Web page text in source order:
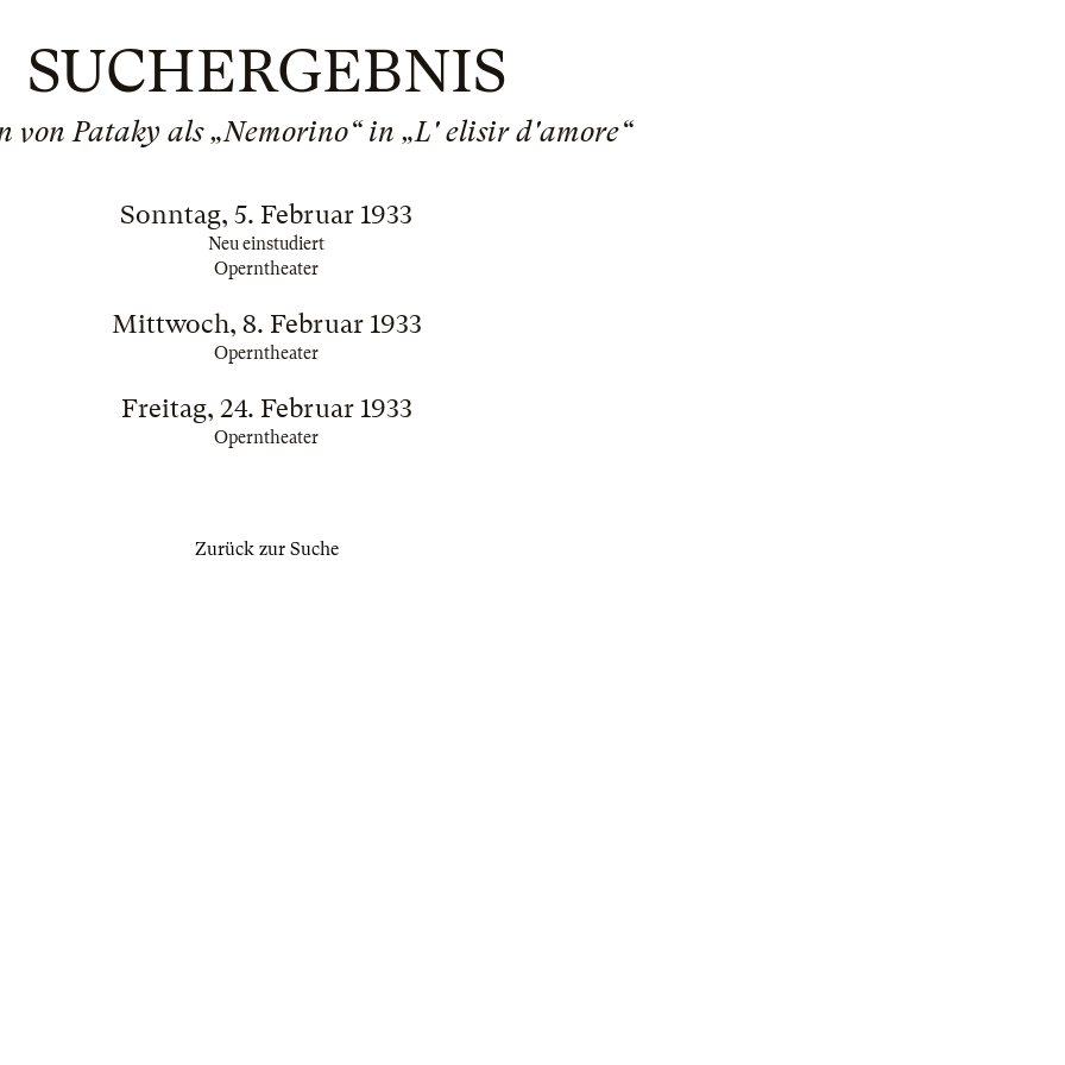
SUCHERGEBNIS
von Pataky als „Nemorino“ in „L' elisir d'amore“
Sonntag, 5. Februar 1933
Neu einstudiert
Operntheater
Mittwoch, 8. Februar 1933
Operntheater
Freitag, 24. Februar 1933
Operntheater
Zurück zur Suche